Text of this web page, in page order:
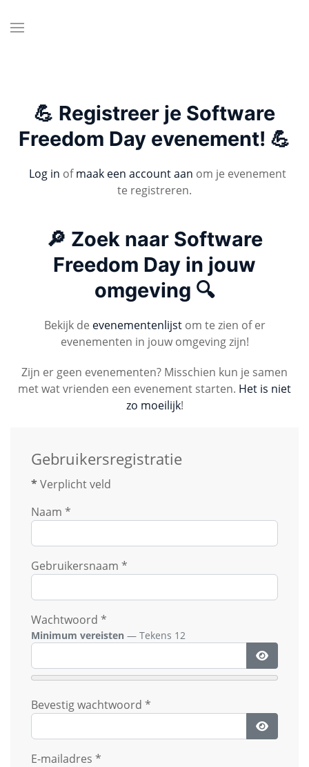
💪 Registreer je Software
Freedom Day evenement! 💪
Log in ofmaak een account aan om je evenement
te registreren.
🔎 Zoek naar Software
Freedom Day in jouw
omgeving 🔍
Bekijk de evenementenlijstom te zien of er
evenementen in jouw omgeving zijn!
Zijn er geen evenementen? Misschien kun je samen
met wat vrienden een evenement starten. Het is niet
zo moeilijk!
Gebruikersregistratie
* Verplicht veld
Naam *
Gebruikersnaam *
Wachtwoord *
Minimum vereisten — Tekens 12
Toon
Bevestig wachtwoord *
Toon
E-mailadres *